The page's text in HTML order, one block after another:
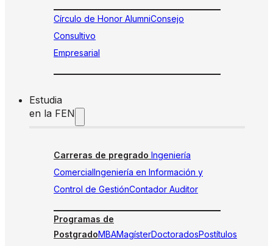
Círculo de Honor AlumniConsejo
Consultivo
Empresarial
Estudia
en la FEN
Carreras de pregrado Ingeniería
ComercialIngeniería en Información y
Control de GestiónContador Auditor
Programas de
PostgradoMBAMagísterDoctoradosPostítulos